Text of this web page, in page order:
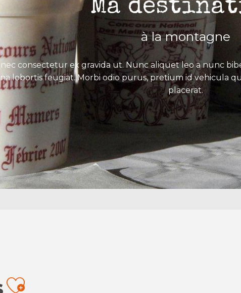
Ma
à la montagne
consectetur ex gravida ut. Nunc aliquet leo a nunc
lobortis feugiat. Morbi odio purus, pretium id vehicula
placerat.
Ajouter aux favoris